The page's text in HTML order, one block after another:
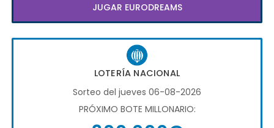
JUGAR EURODREAMS
LOTERÍA NACIONAL
Sorteo del jueves 06-08-2026
PRÓXIMO BOTE MILLONARIO: